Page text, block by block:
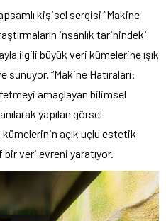
kişisel sergisi “Makine
insanlık tarihindeki
ilgili büyük veri kümelerine ışık
“Makine Hatıraları:
amaçlayan bilimsel
yapılan görsel
kümelerinin açık uçlu estetik
veri evreni yaratıyor.